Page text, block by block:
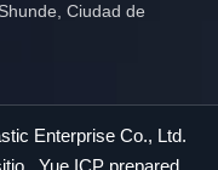
Ciudad de
Enterprise Co., Ltd.
. Yue ICP prepared